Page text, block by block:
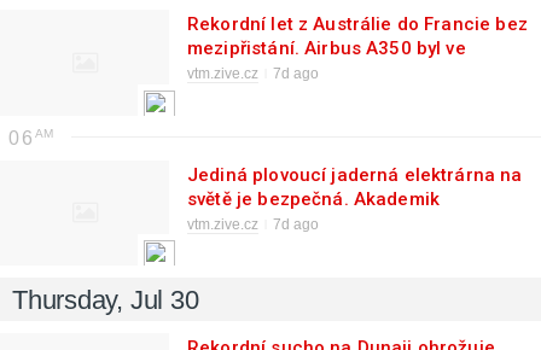
Rekordní let z Austrálie do Francie bez
mezipřistání. Airbus A350 byl ve
vzduchu 24 hodin a 24 minut
vtm.zive.cz 7d ago
06
Jediná plovoucí jaderná elektrárna na
světě je bezpečná. Akademik
Lomonosov úspěšně prošel auditem
vtm.zive.cz 7d ago
Thursday, Jul 30